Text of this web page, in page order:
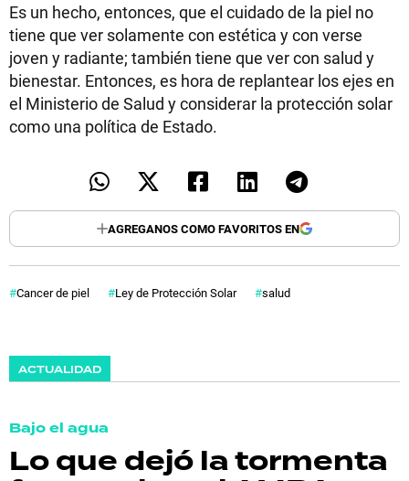
Es un hecho, entonces, que el cuidado de la piel no
tiene que ver solamente con estética y con verse
joven y radiante; también tiene que ver con salud y
bienestar. Entonces, es hora de replantear los ejes en
el Ministerio de Salud y considerar la protección solar
como una política de Estado.
AGREGANOS COMO FAVORITOS EN
Cancer de piel Ley de Protección Solar salud
ACTUALIDAD
Bajo el agua
Lo que dejó la tormenta